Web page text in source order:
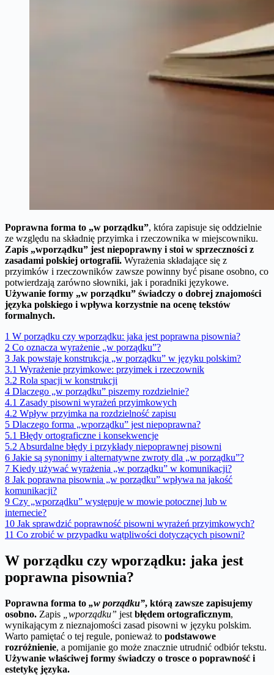
Poprawna forma to „w porządku”, która zapisuje się oddzielnie
ze względu na składnię przyimka i rzeczownika w miejscowniku.
Zapis „wporządku” jest niepoprawny i stoi w sprzeczności z
zasadami polskiej ortografii. Wyrażenia składające się z
przyimków i rzeczowników zawsze powinny być pisane osobno, co
potwierdzają zarówno słowniki, jak i poradniki językowe.
Używanie formy „w porządku” świadczy o dobrej znajomości
języka polskiego i wpływa korzystnie na ocenę tekstów
formalnych.
1 W porządku czy wporządku: jaka jest poprawna pisownia?
2 Co oznacza wyrażenie „w porządku”?
3 Jak powstaje konstrukcja „w porządku” w języku polskim?
3.1 Wyrażenie przyimkowe: przyimek i rzeczownik
3.2 Rola spacji w konstrukcji
4 Dlaczego „w porządku” piszemy rozdzielnie?
4.1 Zasady pisowni wyrażeń przyimkowych
4.2 Wpływ przyimka na rozdzielność zapisu
5 Dlaczego forma „wporządku” jest niepoprawna?
5.1 Błędy ortograficzne i konsekwencje
5.2 Absurdalne błędy i przykłady niepoprawnej pisowni
6 Jakie są synonimy i alternatywne zwroty dla „w porządku”?
7 Kiedy używać wyrażenia „w porządku” w komunikacji?
8 Jak poprawna pisownia „w porządku” wpływa na jakość
komunikacji?
9 Czy „wporządku” występuje w mowie potocznej lub w
internecie?
10 Jak sprawdzić poprawność pisowni wyrażeń przyimkowych?
11 Co zrobić w przypadku wątpliwości dotyczących pisowni?
W porządku czy wporządku: jaka jest
poprawna pisownia?
Poprawna forma to „w porządku”, którą zawsze zapisujemy
osobno. Zapis „wporządku” jest błędem ortograficznym,
wynikającym z nieznajomości zasad pisowni w języku polskim.
Warto pamiętać o tej regule, ponieważ to podstawowe
rozróżnienie, a pomijanie go może znacznie utrudnić odbiór tekstu.
Używanie właściwej formy świadczy o trosce o poprawność i
estetykę języka.